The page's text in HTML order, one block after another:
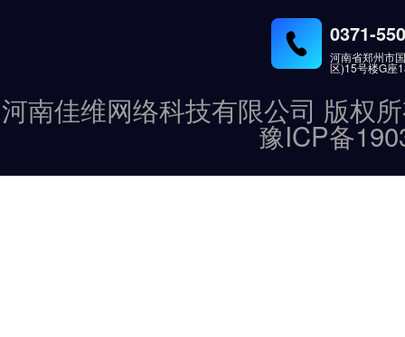
0371-
河南省郑州市
区)15号楼G座
河南佳维网络科技有限公司 版权
豫ICP备